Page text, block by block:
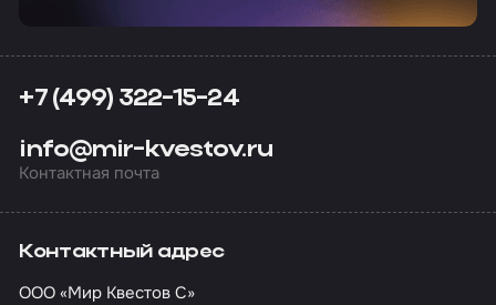
+7 (499) 322-15-24
info@mir-kvestov.ru
Контактная почта
Контактный адрес
ООО «Мир Квестов С»